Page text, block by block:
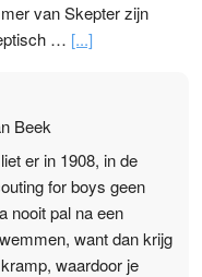
van Skepter zijn
… [...]
Beek
er in 1908, in de
for boys geen
nooit pal na een
want dan krijg
waardoor je